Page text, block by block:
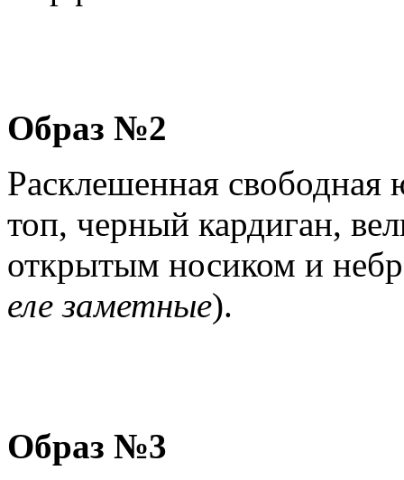
Образ №2
Расклешенная
топ, черный кардиган,
открытым носиком и
еле заметные).
Образ №3